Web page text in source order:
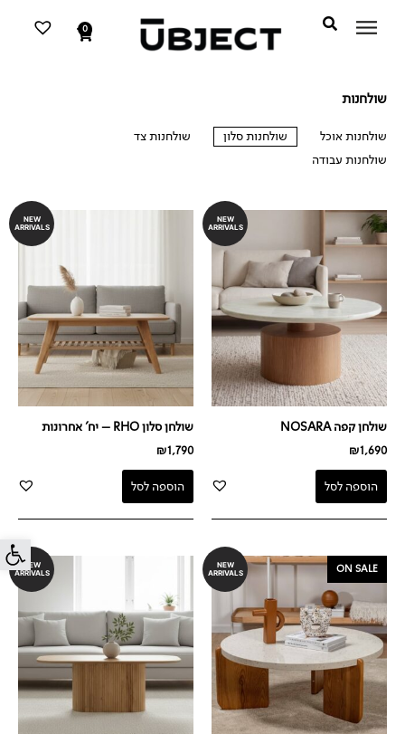
פתח
לתוכן
0
עגלת
קניות
שולחנות
שולחנות אוכל שולחנות סלון
שולחנות צד
שולחנות עבודה
שולחנות סלון
NEW
ARRIVALS
שולחן קפה NOSARA
₪1,690
הוספה לסל
NEW
ARRIVALS
שולחן סלון RHO – יח' אחרונות
₪1,790
הוספה לסל
ON SALE
NEW
ARRIVALS
המחיר
המקורי
היה:
₪1,790.
המחיר
הנוכחי
₪1,490.
NEW
ARRIVALS